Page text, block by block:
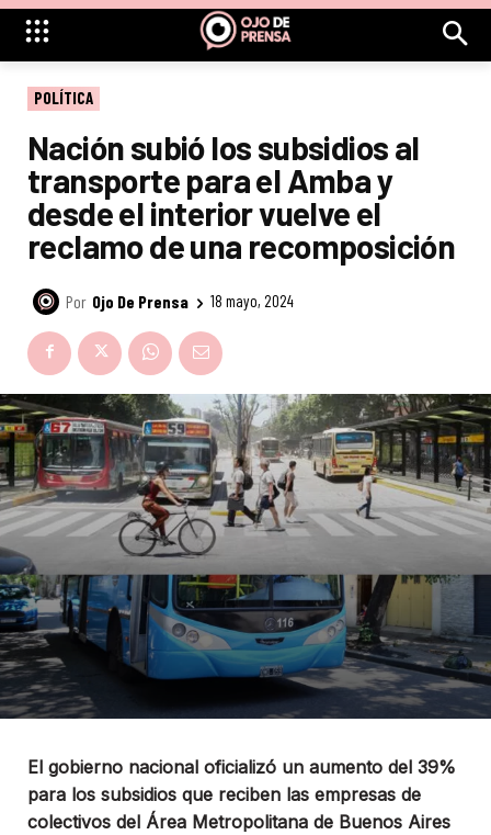
POLÍTICA
Nación subió los subsidios al
transporte para el Amba y
desde el interior vuelve el
reclamo de una recomposición
Por Ojo De Prensa 18 mayo, 2024
El gobierno nacional oficializó un aumento del 39%
para los subsidios que reciben las empresas de
colectivos del Área Metropolitana de Buenos Aires